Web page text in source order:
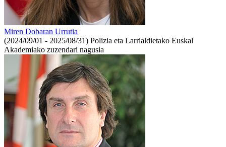
Miren Dobaran Urrutia
(2024/09/01 - 2025/08/31) Polizia eta Larrialdietako Euskal
Akademiako zuzendari nagusia